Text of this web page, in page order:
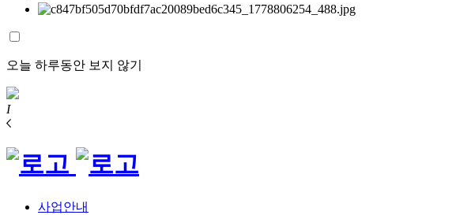
오늘 하루동안 보지 않기
I
사업안내